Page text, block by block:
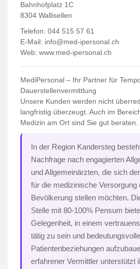
Bahnhofplatz 1C
8304 Wallisellen
Telefon: 044 515 57 61
E-Mail: info@med-ipersonal.ch
Web: www.med-ipersonal.ch
MediPersonal – Ihr Partner für
Dauerstellenvermittlung
Unsere Kunden werden nicht
langfristig überzeugt. Auch im
Medizin am Ort sind Sie gut beraten.
In der Region Kandersteg
Nachfrage nach engagierten
und Allgemeinärzten, die sich
für die medizinische Versorgung
Bevölkerung stellen möchten.
Stelle mit 80-100% Pensum
Gelegenheit, in einem
tätig zu sein und bedeutungsvolle
Patientenbeziehungen
erfahrener Vermittler unterstützt